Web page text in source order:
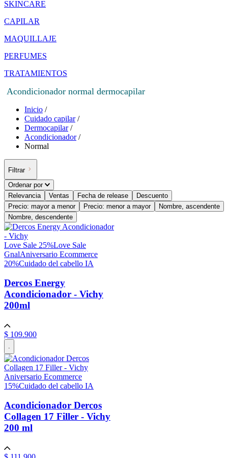
SKINCARE
CAPILAR
MAQUILLAJE
PERFUMES
TRATAMIENTOS
Acondicionador normal dermocapilar
Inicio /
Cuidado capilar/
Dermocapilar/
Acondicionador/
Normal
Filtrar
Ordenar por
Relevancia
Ventas Fecha de release
Descuento
Precio: mayor a menor
Precio: menor a mayor
Nombre, ascendente
Nombre, descendente
Love Sale 25%Love Sale
GnalAniversario Ecommerce
20%Cuidado del cabello IA
Dercos Energy
Acondicionador - Vichy
200ml
$ 109.900
.
Aniversario Ecommerce
15%Cuidado del cabello IA
Acondicionador Dercos
Collagen 17 Filler - Vichy
200 ml